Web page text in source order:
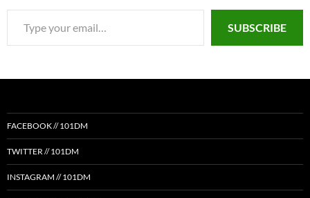
SUBSCRIBE
FACEBOOK // 101DM
TWITTER // 101DM
INSTAGRAM // 101DM